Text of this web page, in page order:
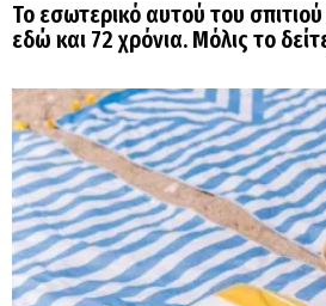
Το εσωτερικό αυτού του σπιτιού
εδώ και 72 χρόνια. Μόλις το